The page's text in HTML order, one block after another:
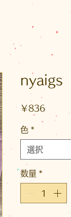
nyaigs
￥836価
色 *
選択
数量 *